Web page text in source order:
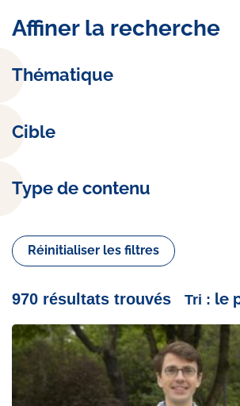
Affiner la recherche
Thématique
Cible
Type de contenu
Réinitialiser les filtres
970 résultats trouvés Tri : le